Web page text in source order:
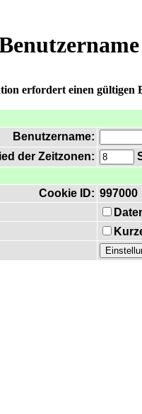
erfordert einen gültigen
Benutzername:
der Zeitzonen:
Cookie ID: 997000